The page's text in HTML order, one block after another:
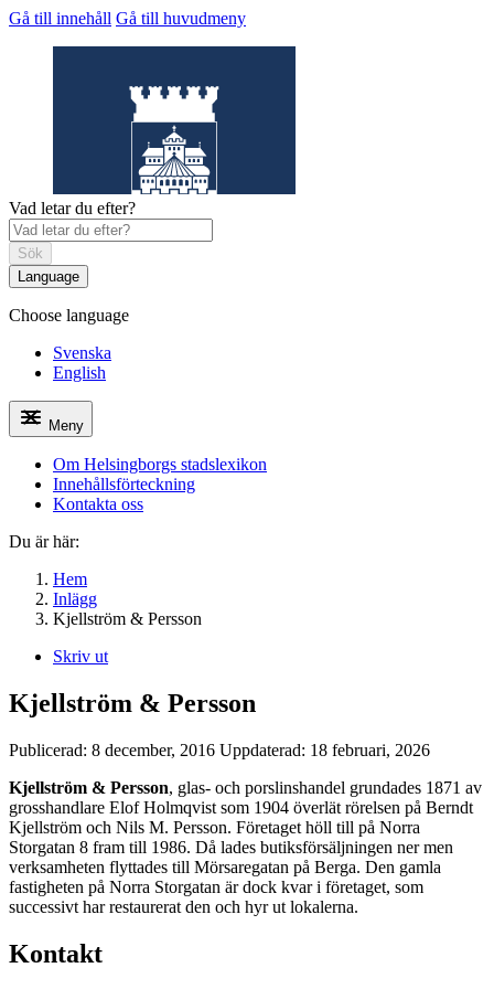
Gå till innehåll Gå till huvudmeny
Helsingborgs stadslexikon
Vad letar du efter?
Sök
Language
Choose language
Svenska
English
Meny
Om Helsingborgs stadslexikon
Innehållsförteckning
Kontakta oss
Du är här:
Hem
Inlägg
Kjellström & Persson
Skriv ut
Kjellström & Persson
Publicerad: 8 december, 2016 Uppdaterad: 18 februari, 2026
Kjellström & Persson, glas- och porslinshandel grundades 1871 av
grosshandlare Elof Holmqvist som 1904 överlät rörelsen på Berndt
Kjellström och Nils M. Persson. Företaget höll till på Norra
Storgatan 8 fram till 1986. Då lades butiksförsäljningen ner men
verksamheten flyttades till Mörsaregatan på Berga. Den gamla
fastigheten på Norra Storgatan är dock kvar i företaget, som
successivt har restaurerat den och hyr ut lokalerna.
Kontakt